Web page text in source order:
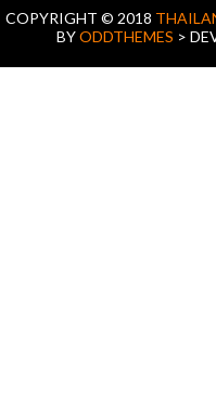
COPYRIGHT © 2018
BYODDTHEMES >